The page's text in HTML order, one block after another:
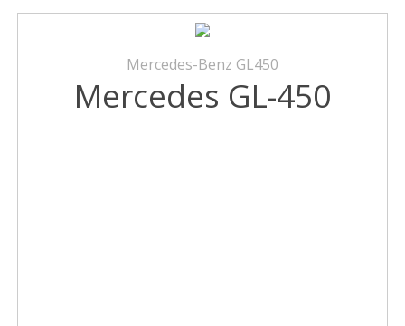
Mercedes-Benz GL450
Mercedes GL-450